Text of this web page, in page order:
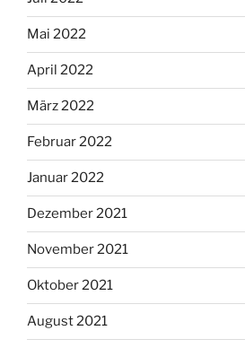
Mai 2022
April 2022
März 2022
Februar 2022
Januar 2022
Dezember 2021
November 2021
Oktober 2021
August 2021